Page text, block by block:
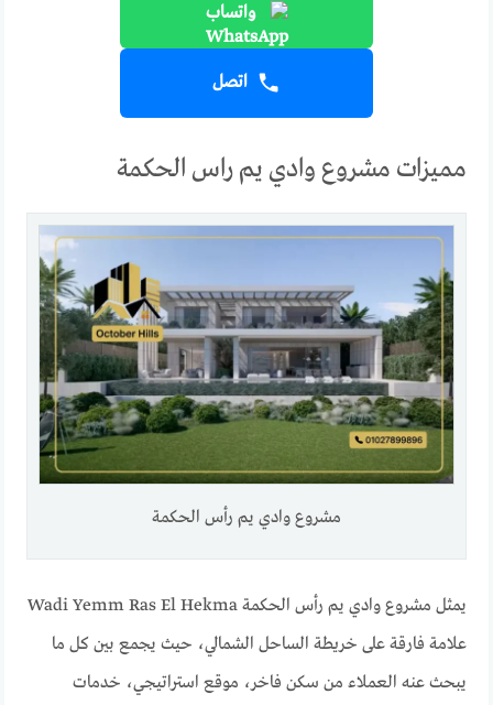
واتساب
اتصل
مميزات مشروع وادي يم راس الحكمة
مشروع وادي يم رأس الحكمة
يمثل مشروع وادي يم رأس الحكمة Wadi Yemm Ras El Hekma
علامة فارقة على خريطة الساحل الشمالي، حيث يجمع بين كل ما
يبحث عنه العملاء من سكن فاخر، موقع استراتيجي، خدمات